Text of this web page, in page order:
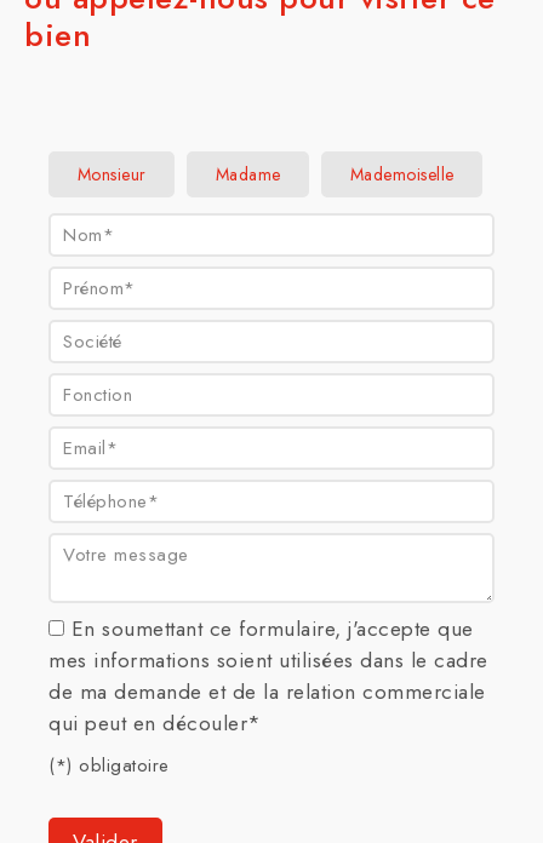
bien
Civilité :
Monsieur Madame Mademoiselle
Nom* :
Prénom* :
Société :
Fonction :
Email* :
Téléphone* :
Votre message :
En soumettant ce formulaire, j'accepte que
mes informations soient utilisées dans le cadre
de ma demande et de la relation commerciale
qui peut en découler*
(*) obligatoire